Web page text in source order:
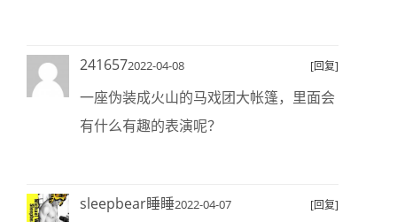
2416572022-04-08 [回复]
一座伪装成火山的马戏团大帐篷，里面会
有什么有趣的表演呢？
sleepbear睡睡2022-04-07 [回复]